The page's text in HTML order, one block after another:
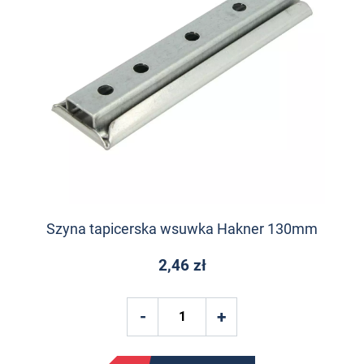
Szyna tapicerska wsuwka Hakner 130mm
2,46 zł